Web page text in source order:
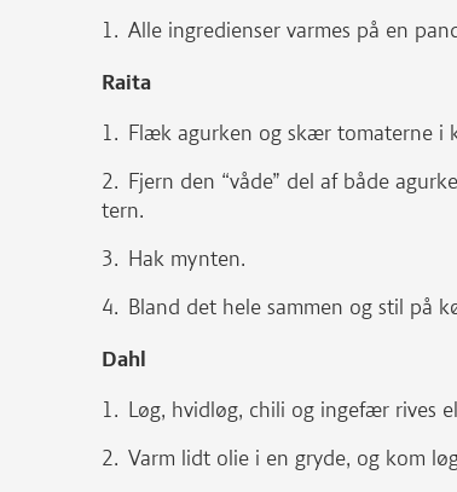
Alle ingredienser varmes på en
Raita
Flæk agurken og skær tomaterne i
Fjern den “våde” del af både
tern.
Hak mynten.
Bland det hele sammen og stil på
Dahl
Løg, hvidløg, chili og ingefær rives
Varm lidt olie i en gryde, og kom